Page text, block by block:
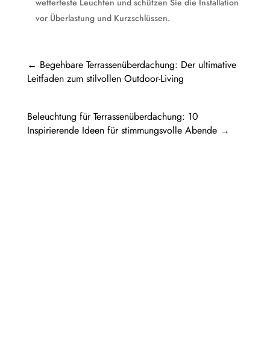
wetterfeste Leuchten und schützen Sie die Installation
vor Überlastung und Kurzschlüssen.
← Begehbare Terrassenüberdachung: Der ultimative
Leitfaden zum stilvollen Outdoor-Living
Beleuchtung für Terrassenüberdachung: 10
Inspirierende Ideen für stimmungsvolle Abende→